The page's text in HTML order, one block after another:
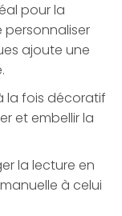
pour la
ajoute une
la fois décoratif
et embellir la
la lecture en
à celui